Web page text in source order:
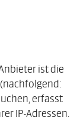
ist die
(nachfolgend:
erfasst
IP-Adressen.